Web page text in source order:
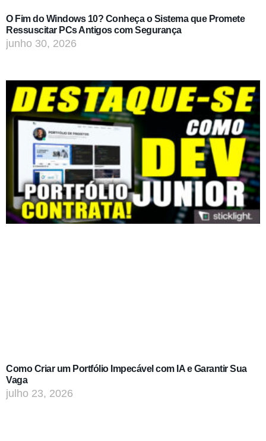
O Fim do Windows 10? Conheça o Sistema que Promete
Ressuscitar PCs Antigos com Segurança
junho 30, 2026
Como Criar um Portfólio Impecável com IA e Garantir Sua
Vaga
julho 23, 2026